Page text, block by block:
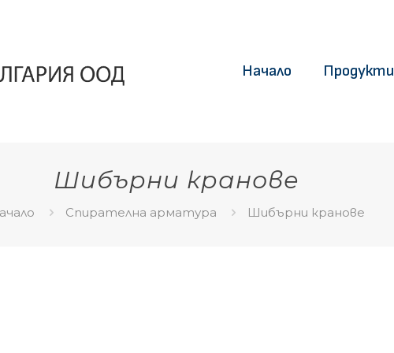
Начало Продукти
Шибърни кранове
Спирателна арматура Шибърни кранове